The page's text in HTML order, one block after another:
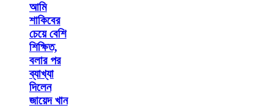
আমি
শাকিবের
চেয়ে বেশি
শিক্ষিত,
বলার পর
ব্যাখ্যা
দিলেন
জায়েদ খান